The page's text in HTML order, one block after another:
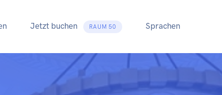
Jetzt buchen RAUM 50 Sprachen